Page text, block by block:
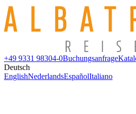
+49 9331 98304-0Buchungsanfrage
Deutsch
EnglishNederlandsEspañolItaliano